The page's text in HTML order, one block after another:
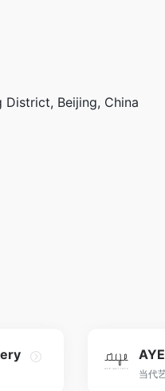
District, Beijing, China
当代